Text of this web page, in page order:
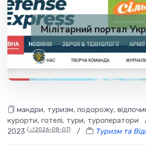
Мілітарний портал
мандри, туризм, подорожу,
курорти, готелі, тури, туроператори
2023 ( ⮍2026-08-07) / Туризм та